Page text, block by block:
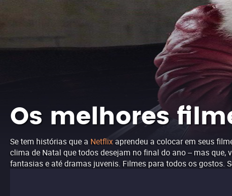
Os melhores
Se tem histórias que a Netflixaprendeu a colocar em seus
clima de Natal que todos desejam no final do ano -- mas
fantasias e até dramas juvenis. Filmes para todos os gostos.